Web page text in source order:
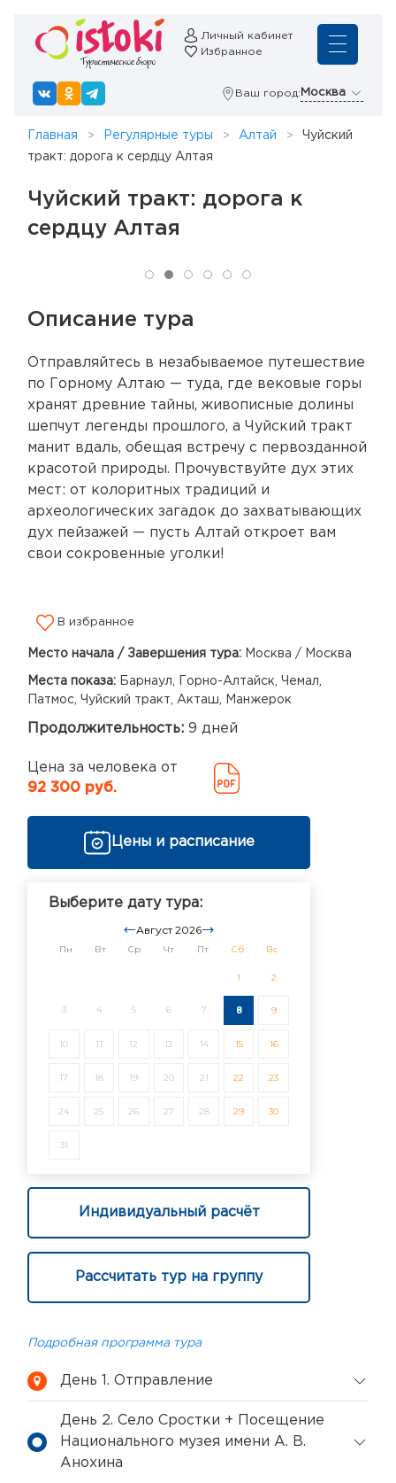
Личный кабинет
Избранное
Ваш город: Москва
Главная Регулярные туры Алтай
Чуйский
тракт: дорога к сердцу Алтая
Чуйский тракт: дорога к
сердцу Алтая
Описание тура
Отправляйтесь в незабываемое путешествие
по Горному Алтаю — туда, где вековые горы
хранят древние тайны, живописные долины
шепчут легенды прошлого, а Чуйский тракт
манит вдаль, обещая встречу с первозданной
красотой природы. Прочувствуйте дух этих
мест: от колоритных традиций и
археологических загадок до захватывающих
дух пейзажей — пусть Алтай откроет вам
свои сокровенные уголки!
В избранное
Место начала / Завершения тура: Москва / Москва
Места показа: Барнаул, Горно-Алтайск, Чемал,
Патмос, Чуйский тракт, Акташ, Манжерок
Продолжительность: 9 дней
Цена за человека от
92 300 руб.
Цены и расписание
Выберите дату тура:
Август 2026
Пн Вт Ср Чт Пт Сб Вс
1 2
3 4 5 6 7 8 9
10 11 12 13 14 15 16
17 18 19 20 21 22 23
24 25 26 27 28 29 30
31
Индивидуальный расчёт
Рассчитать тур на группу
Подробная программа тура
День 1. Отправление
День 2. Село Сростки + Посещение
Национального музея имени А. В.
Анохина